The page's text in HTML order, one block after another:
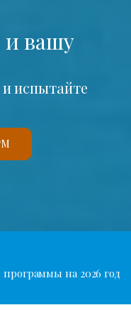
и вашу
испытайте
на 2026 год